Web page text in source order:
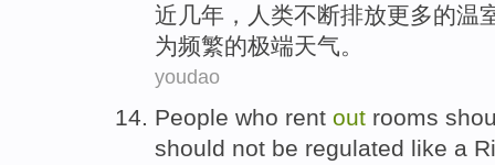
近几年 ， 人类不断排放更多的温
为频繁的极端天气 。
youdao
People who rent out rooms
should not be regulated like a